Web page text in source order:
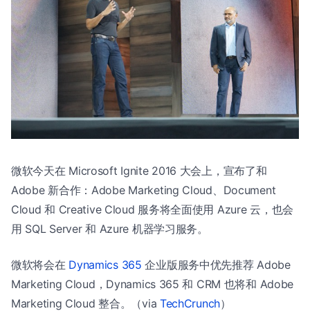
微软今天在 Microsoft Ignite 2016 大会上，宣布了和
Adobe 新合作：Adobe Marketing Cloud、Document
Cloud 和 Creative Cloud 服务将全面使用 Azure 云，也会
用 SQL Server 和 Azure 机器学习服务。
微软将会在 Dynamics 365 企业版服务中优先推荐 Adobe
Marketing Cloud，Dynamics 365 和 CRM 也将和 Adobe
Marketing Cloud 整合。（via TechCrunch）